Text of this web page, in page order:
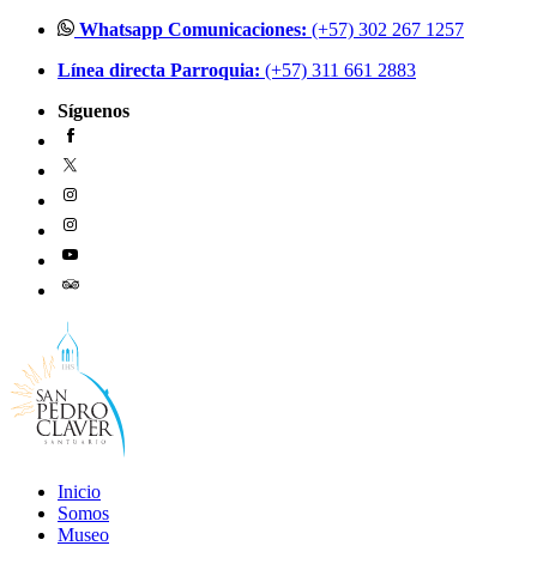
contenido
Whatsapp Comunicaciones: (+57) 302 267 1257
Línea directa Parroquia: (+57) 311 661 2883
Síguenos
Inicio
Somos
Museo